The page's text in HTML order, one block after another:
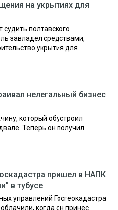
на укрытиях для
судить полтавского
завладел средствами,
укрытия для
нелегальный бизнес
который обустроил
Теперь он получил
пришел в НАПК
в тубусе
управлений Госгеокадастра
когда он принес